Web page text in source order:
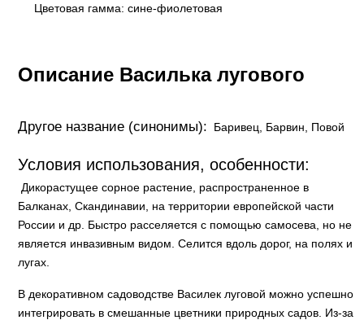
Цветовая гамма: сине-фиолетовая
Описание Василька лугового
Другое название (синонимы): Баривец, Барвин, Повой
Условия использования, особенности:
Дикорастущее сорное растение, распространенное в
Балканах, Скандинавии, на территории европейской части
России и др. Быстро расселяется с помощью самосева, но не
является инвазивным видом. Селится вдоль дорог, на полях и
лугах.
В декоративном садоводстве Василек луговой можно успешно
интегрировать в смешанные цветники природных садов. Из-за